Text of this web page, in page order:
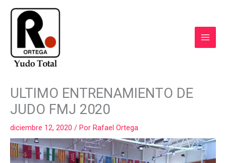
contenido
ULTIMO ENTRENAMIENTO DE
JUDO FMJ 2020
diciembre 12, 2020 / Por Rafael Ortega
COMPARTIR
FACEBOOK
COMPARTIR
EN
WHATSAPP
COMPARTIR
EN
LINKEDIN
COMPARTIR
X